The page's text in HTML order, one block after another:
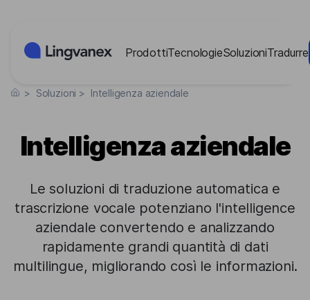
ProdottiTecnologieSoluzioniTradurre
> Soluzioni > Intelligenza aziendale
Intelligenza aziendale
Le soluzioni di traduzione automatica e
trascrizione vocale potenziano l'intelligence
aziendale convertendo e analizzando
rapidamente grandi quantità di dati
multilingue, migliorando così le informazioni.